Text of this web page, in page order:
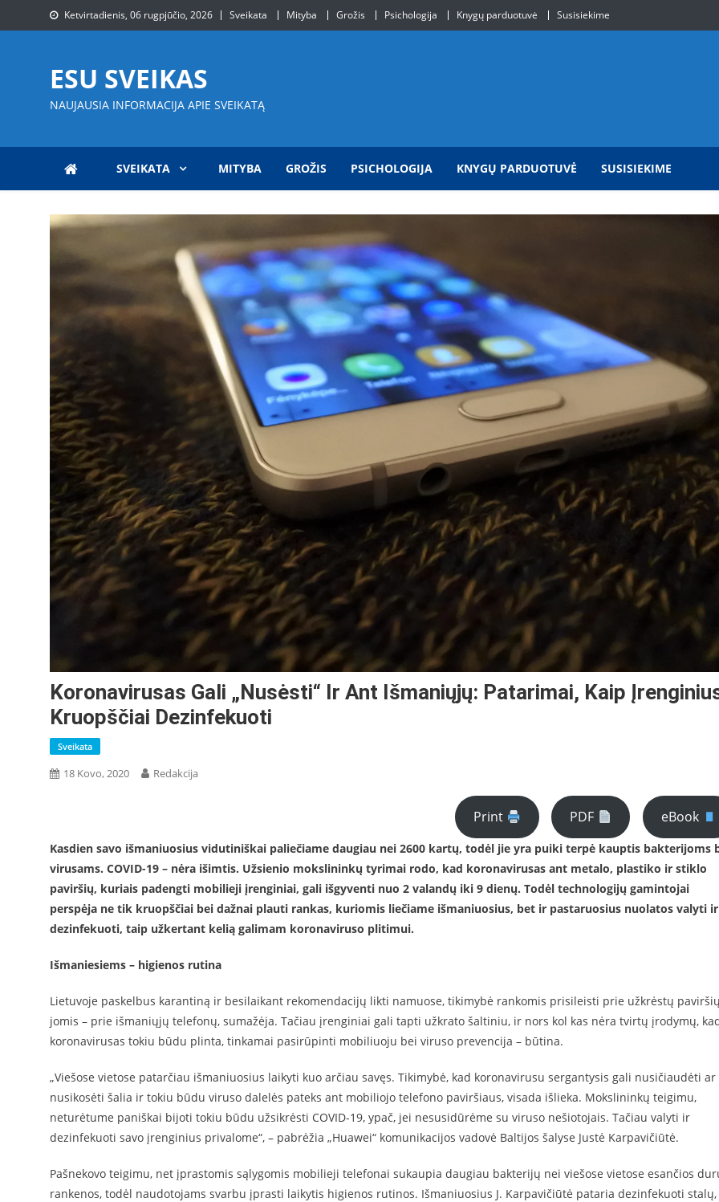
to
Ketvirtadienis, 06 rugpjūčio, 2026 Sveikata Mityba Grožis Psichologija Knygų parduotuvė Susisiekime
ESU SVEIKAS
NAUJAUSIA INFORMACIJA APIE SVEIKATĄ
SVEIKATA MITYBA GROŽIS PSICHOLOGIJA KNYGŲ PARDUOTUVĖ SUSISIEKIME
Koronavirusas Gali „nusėsti“ Ir Ant Išmaniųjų: Patarimai, Kaip
Kruopščiai Dezinfekuoti
Sveikata
18 Kovo, 2020 Redakcija
Print PDF eBook
Kasdien savo išmaniuosius vidutiniškai paliečiame daugiau nei 2600 kartų, todėl jie yra puiki terpė kauptis bakterijoms
virusams. COVID-19 – nėra išimtis. Užsienio mokslininkų tyrimai rodo, kad koronavirusas ant metalo, plastiko ir stiklo
paviršių, kuriais padengti mobilieji įrenginiai, gali išgyventi nuo 2 valandų iki 9 dienų. Todėl technologijų gamintojai
perspėja ne tik kruopščiai bei dažnai plauti rankas, kuriomis liečiame išmaniuosius, bet ir pastaruosius nuolatos valyti ir
dezinfekuoti, taip užkertant kelią galimam koronaviruso plitimui.
Išmaniesiems – higienos rutina
Lietuvoje paskelbus karantiną ir besilaikant rekomendacijų likti namuose, tikimybė rankomis prisileisti prie užkrėstų
jomis – prie išmaniųjų telefonų, sumažėja. Tačiau įrenginiai gali tapti užkrato šaltiniu, ir nors kol kas nėra tvirtų įrodymų,
koronavirusas tokiu būdu plinta, tinkamai pasirūpinti mobiliuoju bei viruso prevencija – būtina.
„Viešose vietose patarčiau išmaniuosius laikyti kuo arčiau savęs. Tikimybė, kad koronavirusu sergantysis gali nusičiaudėti ar
nusikosėti šalia ir tokiu būdu viruso dalelės pateks ant mobiliojo telefono paviršiaus, visada išlieka. Mokslininkų teigimu,
neturėtume paniškai bijoti tokiu būdu užsikrėsti COVID-19, ypač, jei nesusidūrėme su viruso nešiotojais. Tačiau valyti ir
dezinfekuoti savo įrenginius privalome“, – pabrėžia „Huawei“ komunikacijos vadovė Baltijos šalyse Justė Karpavičiūtė.
Pašnekovo teigimu, net įprastomis sąlygomis mobilieji telefonai sukaupia daugiau bakterijų nei viešose vietose esančios
rankenos, todėl naudotojams svarbu įprasti laikytis higienos rutinos. Išmaniuosius J. Karpavičiūtė pataria dezinfekuoti stalų,